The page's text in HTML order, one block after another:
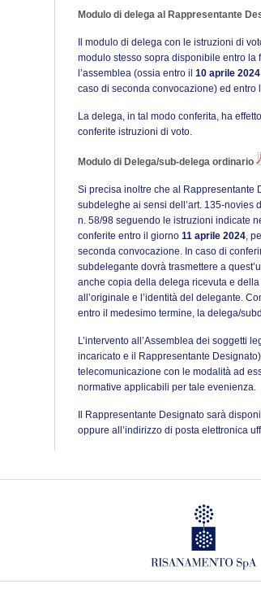
Modulo di delega al Rappresentante
Il modulo di delega con le istruzioni di
modulo stesso sopra disponibile entro
l’assemblea (ossia entro il 10 aprile 2024
caso di seconda convocazione) ed
La delega, in tal modo conferita, ha
conferite istruzioni di voto.
Modulo di Delega/sub-delega ordinario
Si precisa inoltre che al Rappresentante
subdeleghe ai sensi dell’art. 135-novies
n. 58/98 seguendo le istruzioni indicate
conferite entro il giorno 11 aprile 2024,
seconda convocazione. In caso di
subdelegante dovrà trasmettere a
anche copia della delega ricevuta e
all’originale e l’identità del delegante.
entro il medesimo termine, la delega/
L’intervento all’Assemblea dei soggetti
incaricato e il Rappresentante
telecomunicazione con le modalità ad
normative applicabili per tale evenienza.
Il Rappresentante Designato sarà
oppure all’indirizzo di posta elettronica